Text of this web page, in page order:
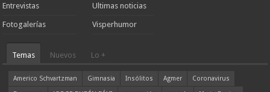
Entrevistas
Fotogalerías
Ultimas noticias
Visperhumor
Temas Nuevos Lo +
Americo Schvartzman Gimnasia Insólitos Agmer
Coronavirus